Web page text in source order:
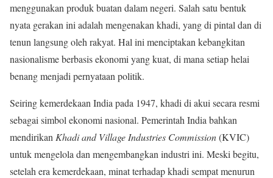
menggunakan produk buatan dalam negeri. Salah satu bentuk
nyata gerakan ini adalah mengenakan khadi, yang di pintal dan di
tenun langsung oleh rakyat. Hal ini menciptakan kebangkitan
nasionalisme berbasis ekonomi yang kuat, di mana setiap helai
benang menjadi pernyataan politik.
Seiring kemerdekaan India pada 1947, khadi di akui secara resmi
sebagai simbol ekonomi nasional. Pemerintah India bahkan
mendirikan Khadi and Village Industries Commission(KVIC)
untuk mengelola dan mengembangkan industri ini. Meski begitu,
setelah era kemerdekaan, minat terhadap khadi sempat menurun